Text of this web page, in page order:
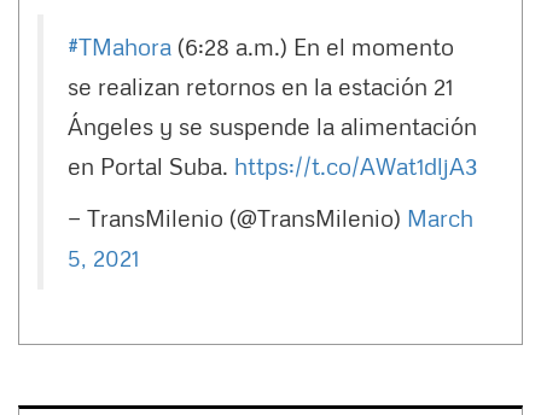
#TMahora (6:28 a.m.) En el momento
se realizan retornos en la estación 21
Ángeles y se suspende la alimentación
en Portal Suba. https://t.co/AWat1dljA3
— TransMilenio (@TransMilenio) March
5, 2021